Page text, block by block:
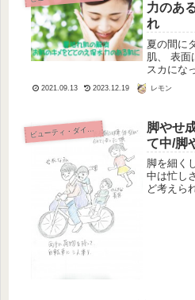
力のあ
れ
夏の間に
肌、 表面
スカにな
たるみ・
しておき
かく...
2021.09.13 2023.12.19 レモン
ビ
ューティ・ダイエット
脚やせ
て中/脚
脚を細く
中は忙し
ど考えら